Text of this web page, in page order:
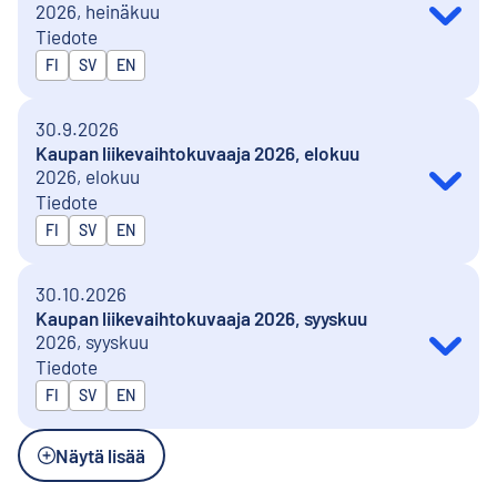
2026, heinäkuu
Tiedote
Julkaistaan kielillä
FI SV EN
30.9.2026
Kaupan liikevaihtokuvaaja 2026, elokuu
2026, elokuu
Tiedote
Julkaistaan kielillä
FI SV EN
30.10.2026
Kaupan liikevaihtokuvaaja 2026, syyskuu
2026, syyskuu
Tiedote
Julkaistaan kielillä
FI SV EN
Näytä lisää